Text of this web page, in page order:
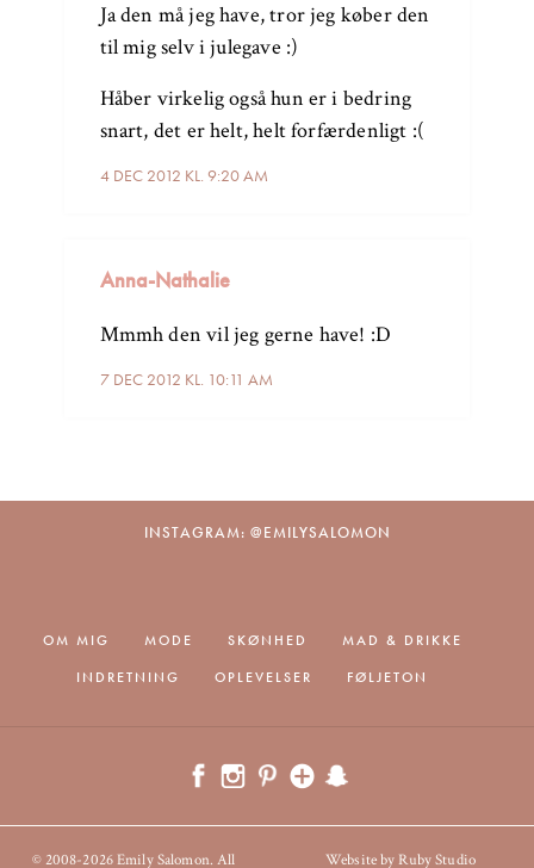
4 DEC 2012 KL. 9:20 AM
Ja den må jeg have, tror jeg køber den
til mig selv i julegave :)
Håber virkelig også hun er i bedring
snart, det er helt, helt forfærdenligt :(
Anna-Nathalie
7 DEC 2012 KL. 10:11 AM
Mmmh den vil jeg gerne have! :D
INSTAGRAM: @EMILYSALOMON
OM MIG MODE SKØNHED
MAD & DRIKKE
INDRETNING
OPLEVELSER FØLJETON
© 2008-2026 Emily Salomon. All Website by Ruby Studio